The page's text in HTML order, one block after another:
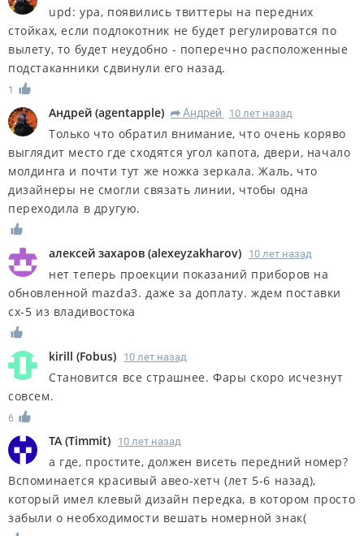
upd: ура, появились твиттеры на передних
стойках, если подлокотник не будет регулироватся по
вылету, то будет неудобно - поперечно расположенные
подстаканники сдвинули его назад.
1
Андрей (agentapple) R Андрей 10 лет назад
Только что обратил внимание, что очень коряво
выглядит место где сходятся угол капота, двери, начало
молдинга и почти тут же ножка зеркала. Жаль, что
дизайнеры не смогли связать линии, чтобы одна
переходила в другую.
алексей захаров (alexeyzakharov) 10 лет назад
нет теперь проекции показаний приборов на
обновленной mazda3. даже за доплату. ждем поставки
cx-5 из владивостока
kirill (Fobus) 10 лет назад
Становится все страшнее. Фары скоро исчезнут
совсем.
6
ТА (Timmit) 10 лет назад
а где, простите, должен висеть передний номер?
Вспоминается красивый авео-хетч (лет 5-6 назад),
который имел клевый дизайн передка, в котором просто
забыли о необходимости вешать номерной знак(